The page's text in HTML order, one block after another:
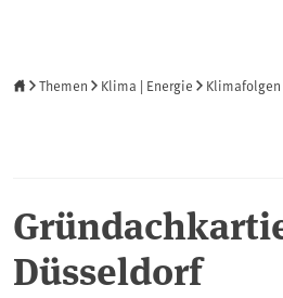
Themen Klima | Energie
Düsseldorf